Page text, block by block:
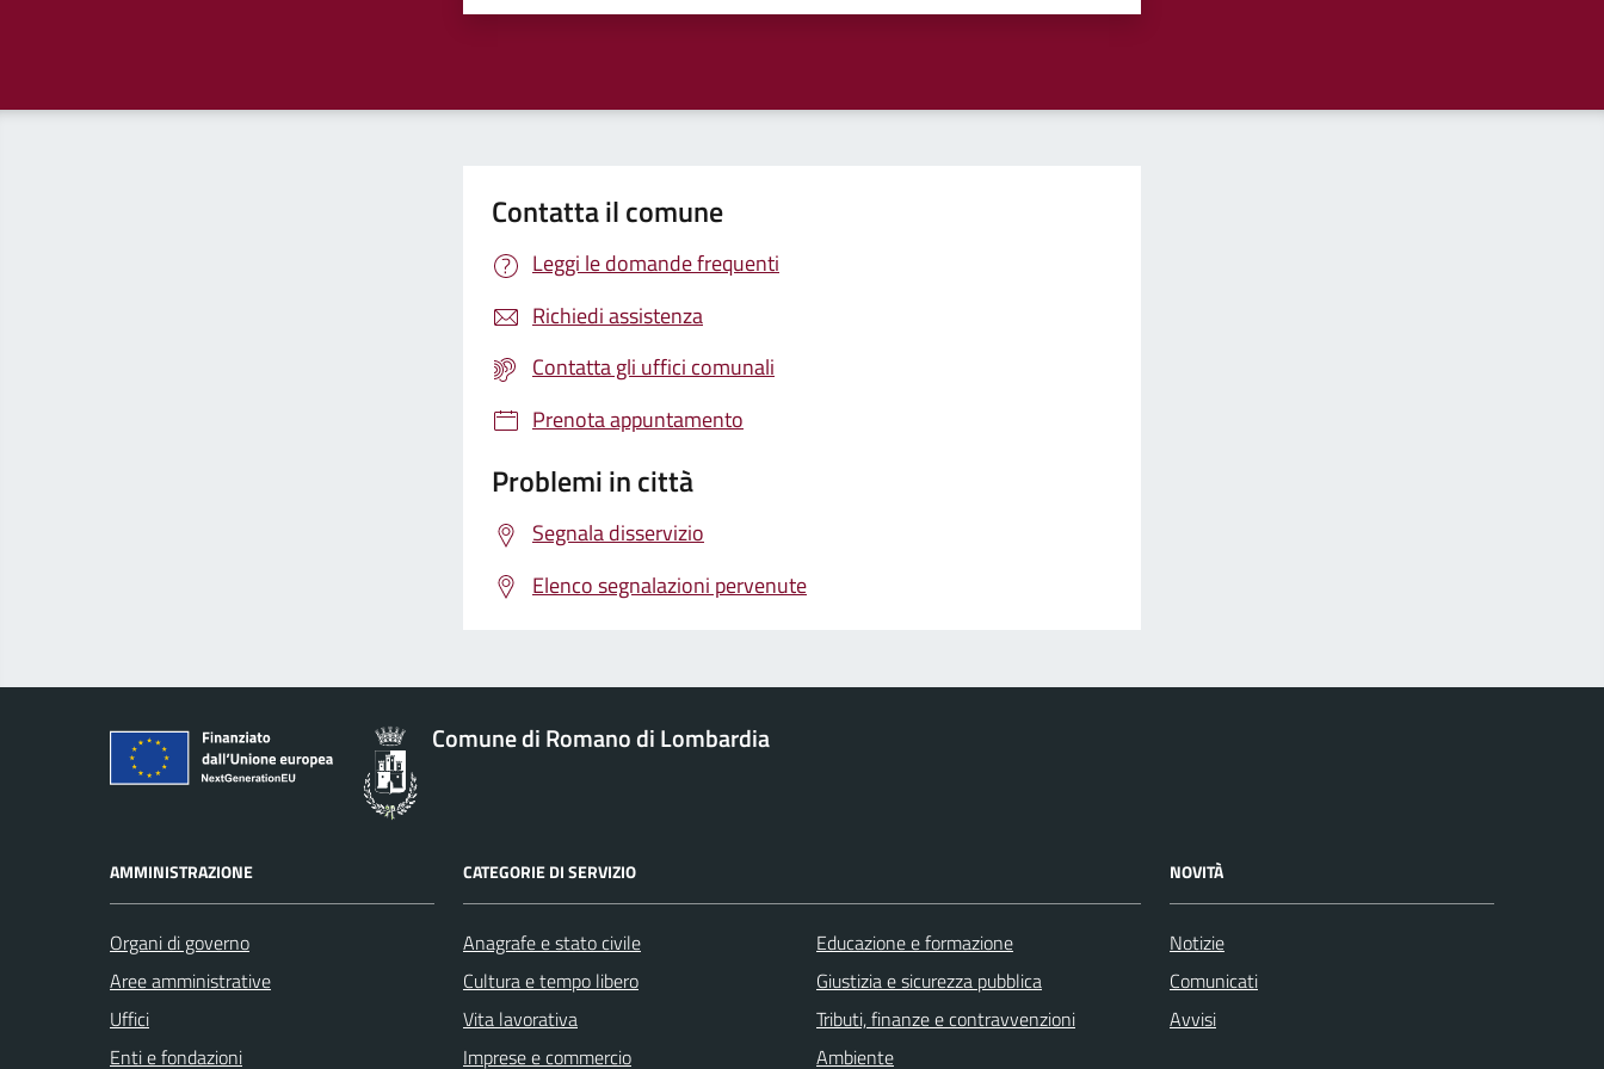
Contatta il comune
Leggi le domande frequenti
Richiedi assistenza
Contatta gli uffici comunali
Prenota appuntamento
Problemi in città
Segnala disservizio
Elenco segnalazioni pervenute
Comune di Romano di Lombardia
AMMINISTRAZIONE
Organi di governo
Aree amministrative
Uffici
Enti e fondazioni
CATEGORIE DI SERVIZIO
Anagrafe e stato civile
Cultura e tempo libero
Vita lavorativa
Imprese e commercio
Educazione e formazione
Giustizia e sicurezza pubblica
Tributi, finanze e contravvenzioni
Ambiente
NOVITÀ
Notizie
Comunicati
Avvisi